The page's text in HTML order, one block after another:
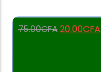
75.00CFA 20.00CFA